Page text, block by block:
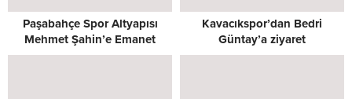
Paşabahçe Spor Altyapısı
Mehmet Şahin’e Emanet
Kavacıkspor’dan Bedri
Güntay’a ziyaret